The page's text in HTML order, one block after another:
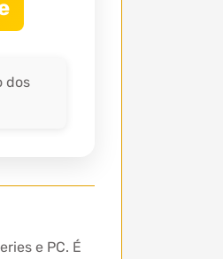
dos
e PC. É